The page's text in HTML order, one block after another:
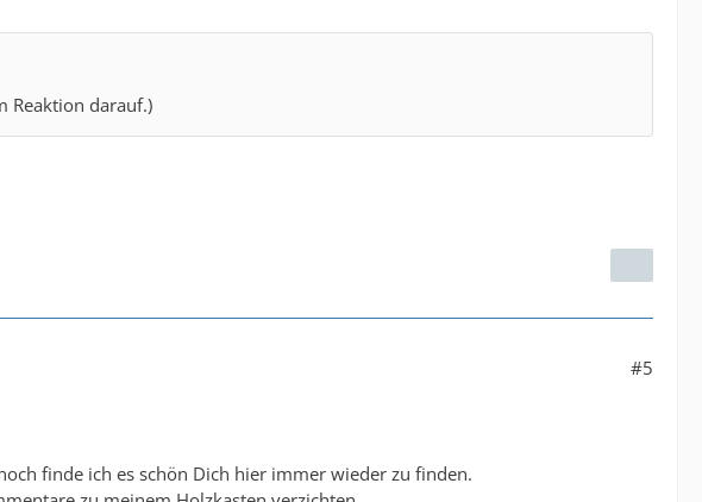
Reaktion darauf.)
#5
finde ich es schön Dich hier immer wieder zu finden.